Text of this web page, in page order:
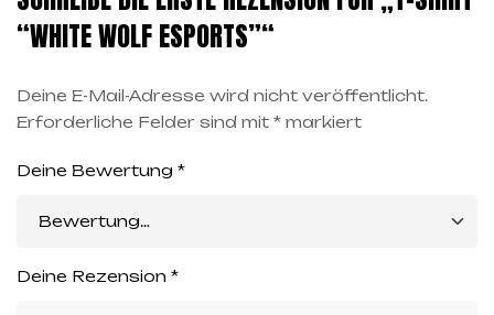
“WHITE WOLF ESPORTS”“
Deine E-Mail-Adresse wird nicht veröffentlicht.
Erforderliche Felder sind mit * markiert
Deine Bewertung *
Deine Rezension *